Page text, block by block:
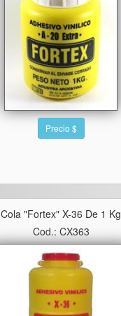
Precio $
Cola "fortex" X-36 De 1 Kg
Cod.: CX363